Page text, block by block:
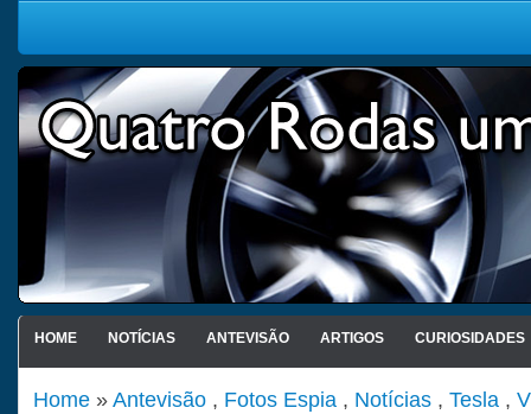
HOME NOTÍCIAS ANTEVISÃO ARTIGOS CURIOSIDADES
Home »Antevisão , Fotos Espia , Notícias , Tesla ,